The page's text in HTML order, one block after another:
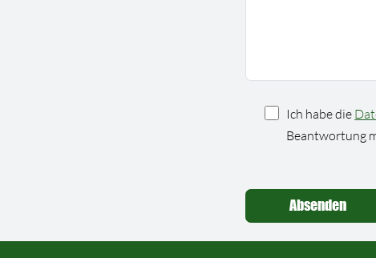
Ich habe die
Beantwortung